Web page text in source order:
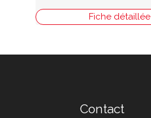
Fiche détaillée
Contact